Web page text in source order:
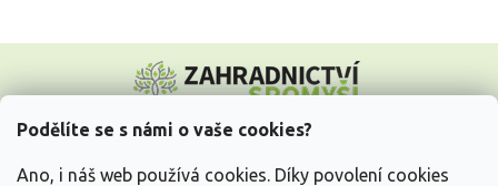
Podělíte se s námi o vaše cookies?
Ano, i náš web používá cookies. Díky povolení cookies
p
Vše o nákupu